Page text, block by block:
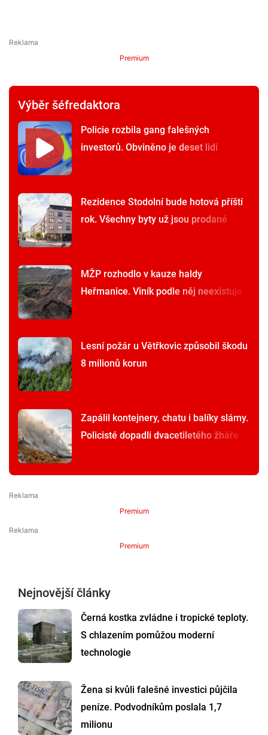
Premium
Výběr šéfredaktora
Policie rozbila gang falešných
investorů. Obviněno je deset lidí
Rezidence Stodolní bude hotová příští
rok. Všechny byty už jsou prodané
MŽP rozhodlo v kauze haldy
Heřmanice. Viník podle něj neexistuje
Lesní požár u Větřkovic způsobil škodu
8 milionů korun
Zapálil kontejnery, chatu i balíky slámy.
Policisté dopadli dvacetiletého žháře
Premium
Premium
Nejnovější články
Černá kostka zvládne i tropické teploty.
S chlazením pomůžou moderní
technologie
Žena si kvůli falešné investici půjčila
peníze. Podvodníkům poslala 1,7
milionu